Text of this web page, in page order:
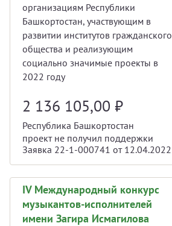
организациям Республики
Башкортостан, участвующим в
развитии институтов гражданского
общества и реализующим
социально значимые проекты в
2022 году
2 136 105,00 ₽
Республика Башкортостан
проект не получил поддержки
Заявка 22-1-000741 от 12.04.2022
IV Международный конкурс
музыкантов-исполнителей
имени Загира Исмагилова